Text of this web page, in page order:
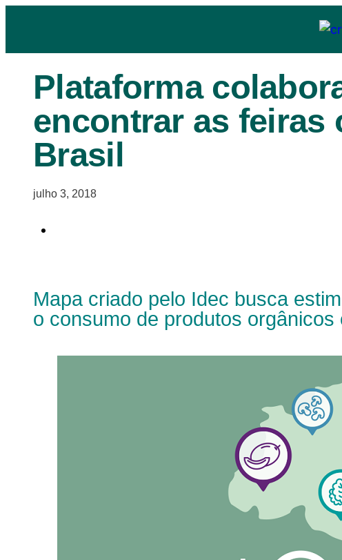
Plataforma
encontrar as feiras
Brasil
julho 3, 2018
Mapa criado pelo Idec busca
o consumo de produtos orgânicos